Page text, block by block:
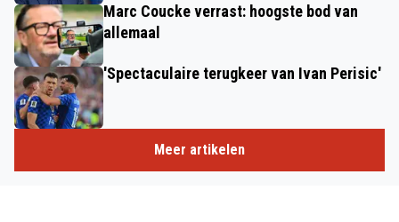
Marc Coucke verrast: hoogste bod van
allemaal
'Spectaculaire terugkeer van Ivan Perisic'
Meer artikelen